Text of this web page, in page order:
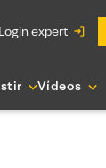
login expert
Vídeos